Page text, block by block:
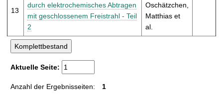
13
durch elektrochemisches Abtragen
mit geschlossenem Freistrahl - Teil
2
Oschätzchen,
Matthias et
al.
Aktuelle Seite:
Anzahl der Ergebnisseiten: 1